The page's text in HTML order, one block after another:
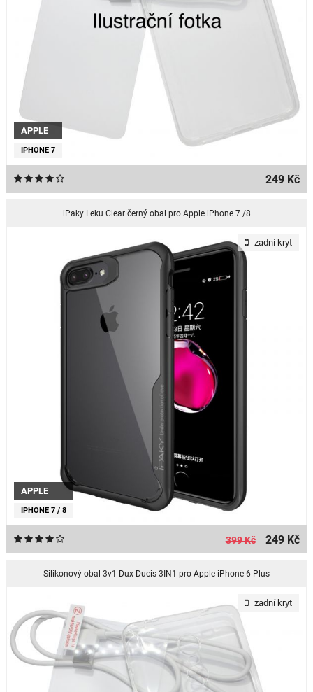
APPLE
IPHONE 7
249 Kč
iPaky Leku Clear černý obal pro Apple iPhone 7 /8
APPLE
IPHONE 7 / 8
zadní kryt
399 Kč 249 Kč
Silikonový obal 3v1 Dux Ducis 3IN1 pro Apple iPhone 6 Plus
zadní kryt